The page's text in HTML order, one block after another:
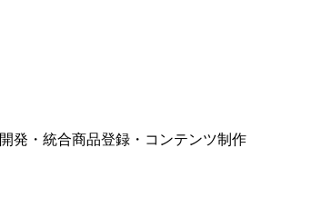
開発・統合商品登録・コンテンツ制作